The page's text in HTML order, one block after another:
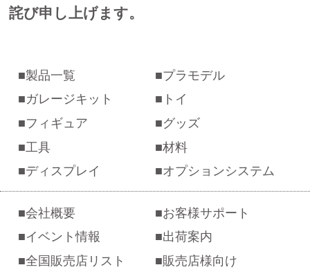
詫び申し上げます。
製品一覧
プラモデル
ガレージキット
トイ
フィギュア
グッズ
工具
材料
ディスプレイ
オプションシステム
会社概要
お客様サポート
イベント情報
出荷案内
全国販売店リスト
販売店様向け